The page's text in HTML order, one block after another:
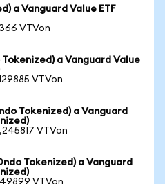
a Vanguard Value ETF
VTVon
a Vanguard Value
VTVon
Tokenized) a Vanguard
VTVon
Tokenized) a Vanguard
VTVon